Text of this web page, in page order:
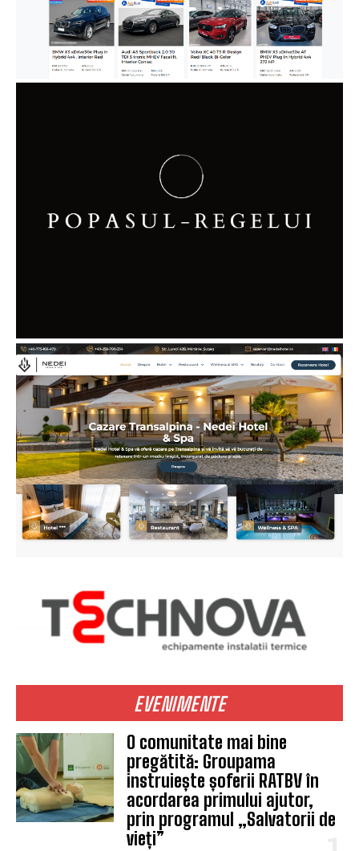
EVENIMENTE
O comunitate mai bine
pregătită: Groupama
instruiește șoferii RATBV în
acordarea primului ajutor,
prin programul „Salvatorii de
vieți”